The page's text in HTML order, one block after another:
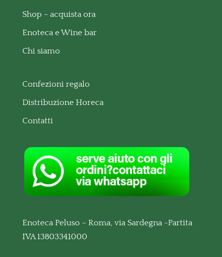
Shop – acquista ora
Enoteca e Wine bar
Chi siamo
Confezioni regalo
Distribuzione Horeca
Contatti
Enoteca Peluso – Roma, via Sardegna -Partita
IVA 13803341000